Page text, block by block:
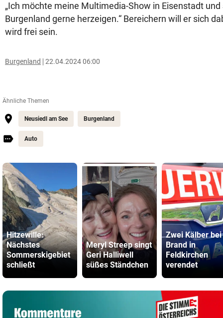
„Ich möchte meine Multimedia-Show in Eisenstadt
Burgenland gerne herzeigen.“ Bereichern will er sich
wird frei sein.
Burgenland 22.04.2024 06:00
Ähnliche Themen
Neusiedl am See Burgenland
Auto
Hitzewille:
Nächstes
Sommerskigebiet
schließt
Meryl Streep singt
Geri Halliwell
süßes Ständchen
Zwei Kälber bei
Brand in
Feldkirchen
verendet